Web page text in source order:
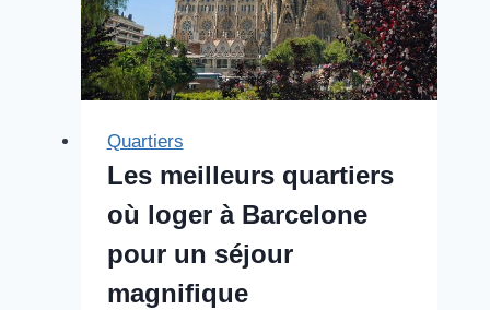
Quartiers
Les meilleurs quartiers
où loger à Barcelone
pour un séjour
magnifique